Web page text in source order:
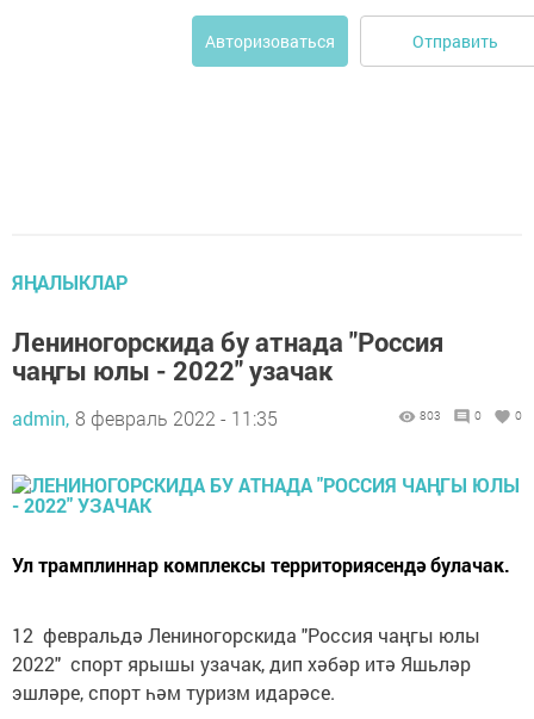
Авторизоваться Отправить
ЯҢАЛЫКЛАР
Лениногорскида бу атнада "Россия
чаңгы юлы - 2022" узачак
admin, 8 февраль 2022 - 11:35 803 0 0
Ул трамплиннар комплексы территориясендә булачак.
12 февральдә Лениногорскида "Россия чаңгы юлы
2022" спорт ярышы узачак, дип хәбәр итә Яшьләр
эшләре, спорт һәм туризм идарәсе.